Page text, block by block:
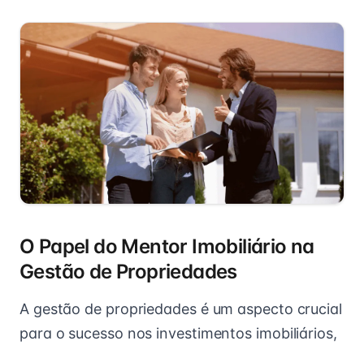
O Papel do Mentor Imobiliário na
Gestão de Propriedades
A gestão de propriedades é um aspecto crucial
para o sucesso nos investimentos imobiliários,